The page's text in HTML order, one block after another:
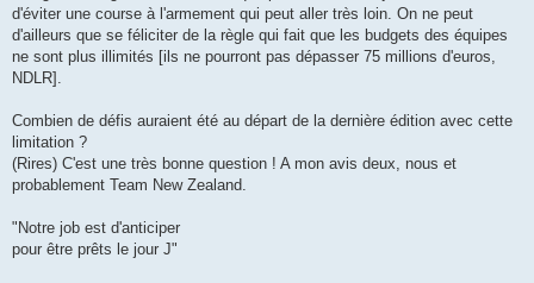
d'éviter une course à l'armement qui peut aller très loin. On ne peut
d'ailleurs que se féliciter de la règle qui fait que les budgets des équipes
ne sont plus illimités [ils ne pourront pas dépasser 75 millions d'euros,
NDLR].
Combien de défis auraient été au départ de la dernière édition avec cette
limitation ?
(Rires) C'est une très bonne question ! A mon avis deux, nous et
probablement Team New Zealand.
"Notre job est d'anticiper
pour être prêts le jour J"